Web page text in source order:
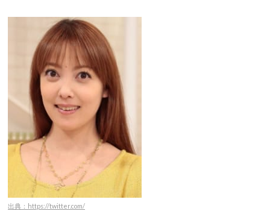
出典：https://twitter.com/